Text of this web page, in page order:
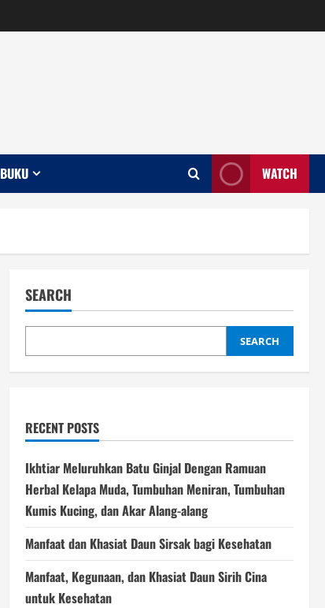
BUKU WATCH
SEARCH
SEARCH
RECENT POSTS
Ikhtiar Meluruhkan Batu Ginjal Dengan Ramuan
Herbal Kelapa Muda, Tumbuhan Meniran, Tumbuhan
Kumis Kucing, dan Akar Alang-alang
Manfaat dan Khasiat Daun Sirsak bagi Kesehatan
Manfaat, Kegunaan, dan Khasiat Daun Sirih Cina
untuk Kesehatan